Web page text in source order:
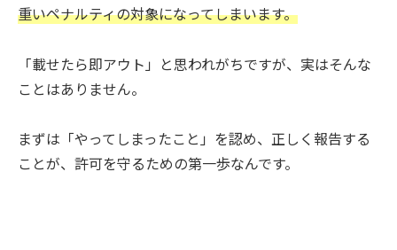
重いペナルティの対象になってしまいます。
「載せたら即アウト」と思われがちですが、実はそんな
ことはありません。
まずは「やってしまったこと」を認め、正しく報告する
ことが、許可を守るための第一歩なんです。